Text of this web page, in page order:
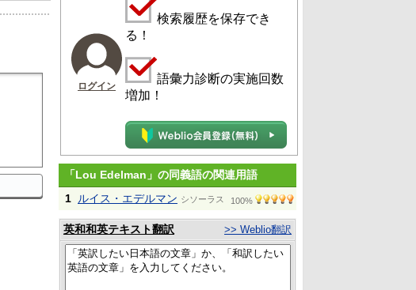
ログイン
検索履歴を保存でき
る！
語彙力診断の実施回数
増加！
「Lou Edelman」の同義語の関連用語
1
ルイス・エデルマン シソーラス 100%
英和和英テキスト翻訳 >> Weblio翻訳